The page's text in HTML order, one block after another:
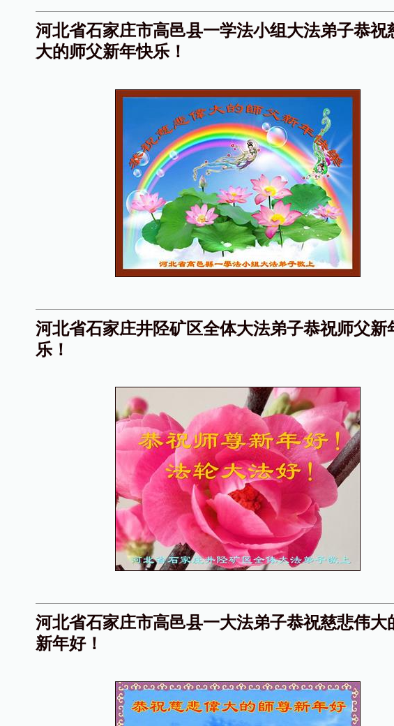
河北省石家庄市高邑县一学法小组大法弟子恭祝
大的师父新年快乐！
河北省石家庄井陉矿区全体大法弟子恭祝师父新
乐！
河北省石家庄市高邑县一大法弟子恭祝慈悲伟大
新年好！